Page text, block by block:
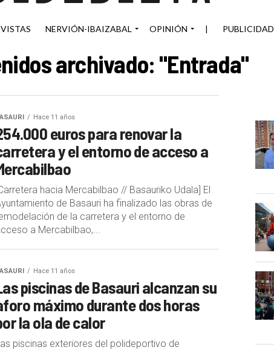
NERVIÓN-IBAIZABAL OPINIÓN | PUBLICIDAD
archivado: "Entrada"
Hace 11 años
euros para renovar la
y el entorno de acceso a
hacia Mercabilbao // Basauriko Udala] El
de Basauri ha finalizado las obras de
de la carretera y el entorno de
a Mercabilbao,...
Hace 11 años
piscinas de Basauri alcanzan su
máximo durante dos horas
la ola de calor
piscinas exteriores del polideportivo de